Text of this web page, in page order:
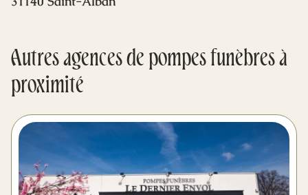
Autres agences de pompes funèbres à
proximité